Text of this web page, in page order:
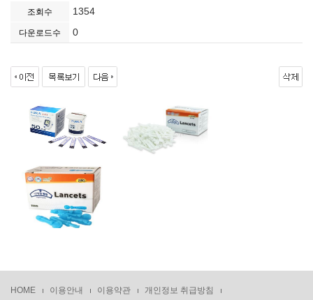
조회수 1354
다운로드수 0
HOME 이용안내 이용약관
개인정보 취급방침